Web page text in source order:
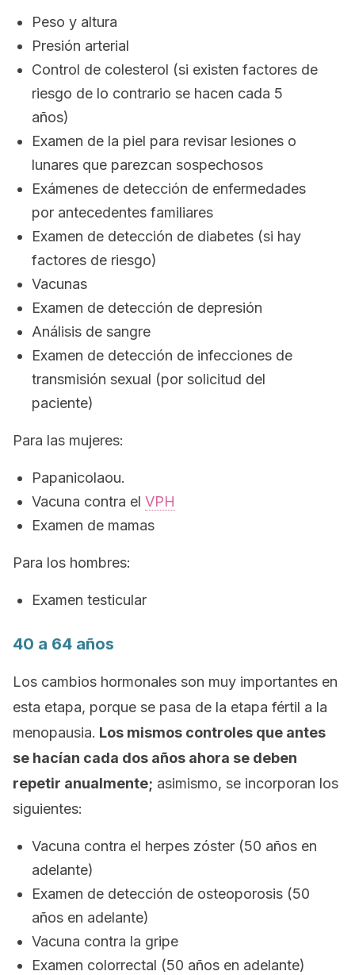
Peso y altura
Presión arterial
Control de colesterol (si existen factores de
riesgo de lo contrario se hacen cada 5
años)
Examen de la piel para revisar lesiones o
lunares que parezcan sospechosos
Exámenes de detección de enfermedades
por antecedentes familiares
Examen de detección de diabetes (si hay
factores de riesgo)
Vacunas
Examen de detección de depresión
Análisis de sangre
Examen de detección de infecciones de
transmisión sexual (por solicitud del
paciente)
Para las mujeres:
Papanicolaou.
Vacuna contra el VPH
Examen de mamas
Para los hombres:
Examen testicular
40 a 64 años
Los cambios hormonales son muy importantes en
esta etapa, porque se pasa de la etapa fértil a la
menopausia. Los mismos controles que antes
se hacían cada dos años ahora se deben
repetir anualmente; asimismo, se incorporan los
siguientes:
Vacuna contra el herpes zóster (50 años en
adelante)
Examen de detección de osteoporosis (50
años en adelante)
Vacuna contra la gripe
Examen colorrectal (50 años en adelante)